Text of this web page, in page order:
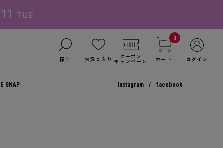
探す お気に入り クーポン
キャンペーン
0
カート ログイン
SNAP Instagram facebook